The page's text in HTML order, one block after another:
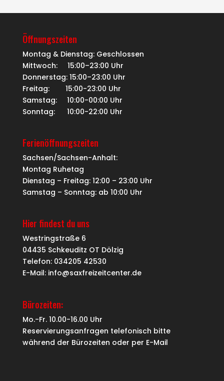
Öffnungszeiten
Montag & Dienstag: Geschlossen
Mittwoch: 15:00–23:00 Uhr
Donnerstag: 15:00–23:00 Uhr
Freitag: 15:00-23:00 Uhr
Samstag: 10:00-00:00 Uhr
Sonntag: 10:00-22:00 Uhr
Ferienöffnungszeiten
Sachsen/Sachsen-Anhalt:
Montag Ruhetag
Dienstag – Freitag: 12:00 – 23:00 Uhr
Samstag – Sonntag: ab 10:00 Uhr
Hier findest du uns
Westringstraße 6
04435 Schkeuditz OT Dölzig
Telefon: 034205 42530
E-Mail: info@saxfreizeitcenter.de
Bürozeiten:
Mo.-Fr. 10.00-16.00 Uhr
Reservierungsanfragen telefonisch bitte
während der Bürozeiten oder per E-Mail